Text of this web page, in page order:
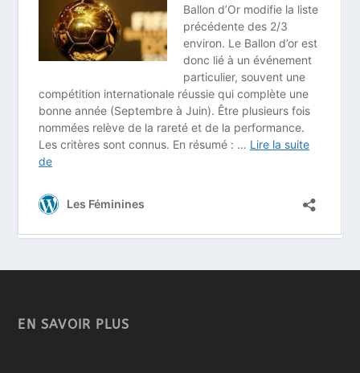
EN SAVOIR PLUS